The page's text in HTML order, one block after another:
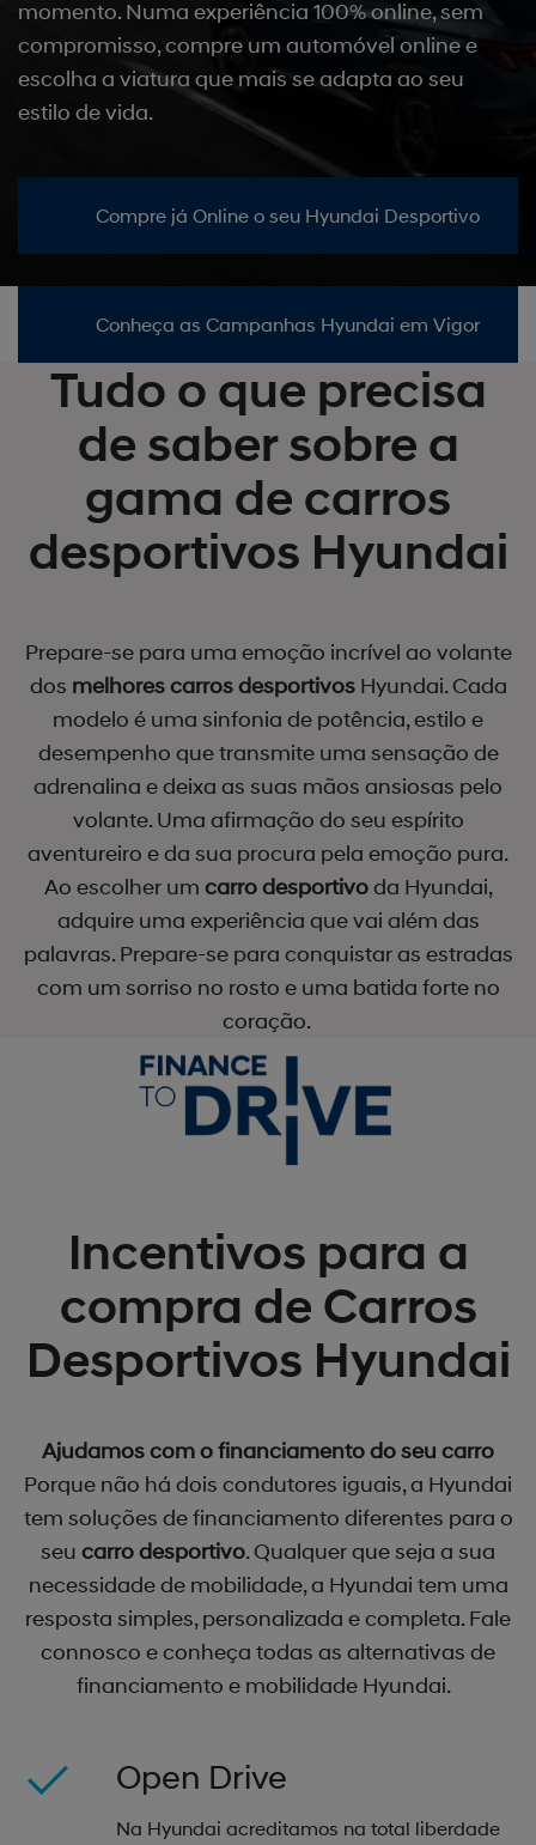
momento. Numa experiência 100% online, sem
compromisso, compre um automóvel online e
escolha a viatura que mais se adapta ao seu
estilo de vida.
Compre já Online o seu Hyundai Desportivo
Conheça as Campanhas Hyundai em Vigor
Tudo o que precisa
de saber sobre a
gama de carros
desportivos Hyundai
Prepare-se para uma emoção incrível ao volante
dos melhores carros desportivos Hyundai. Cada
modelo é uma sinfonia de potência, estilo e
desempenho que transmite uma sensação de
adrenalina e deixa as suas mãos ansiosas pelo
volante.Uma afirmação do seu espírito
aventureiro e da sua procura pela emoção pura.
Ao escolher um carro desportivoda Hyundai,
adquire uma experiência que vai além das
palavras. Prepare-se para conquistar as estradas
com um sorriso no rosto e uma batida forte no
coração.
Incentivos para a
compra de Carros
Desportivos Hyundai
Ajudamos com o financiamento do seu carro
Porque não há dois condutores iguais, a Hyundai
tem soluções de financiamento diferentes para o
seu carro desportivo. Qualquer que seja a sua
necessidade de mobilidade, a Hyundai tem uma
resposta simples, personalizada e completa. Fale
connosco e conheça todas as alternativas de
financiamento e mobilidade Hyundai.
Open Drive
Na Hyundai acreditamos na total liberdade